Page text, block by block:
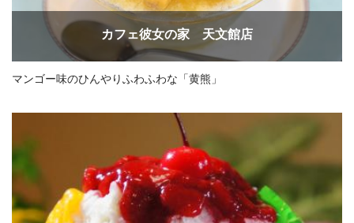
カフェ彼女の家 天文館店
マンゴー味のひんやりふわふわな「黄熊」